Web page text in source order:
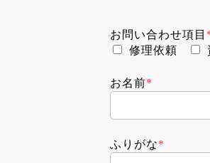
お問い合わせ項目
修理依頼
お名前*
ふりがな*